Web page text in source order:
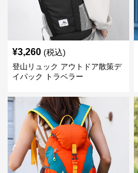
¥3,260 (税込)
登山リュック アウトドア散策デ
イパック トラベラー